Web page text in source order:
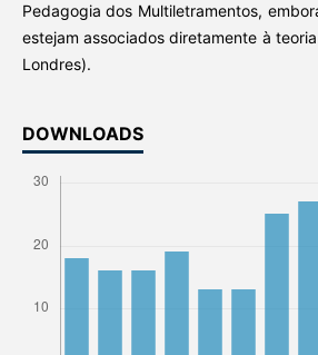
Pedagogia dos Multiletramentos,
estejam associados diretamente à
Londres).
DOWNLOADS